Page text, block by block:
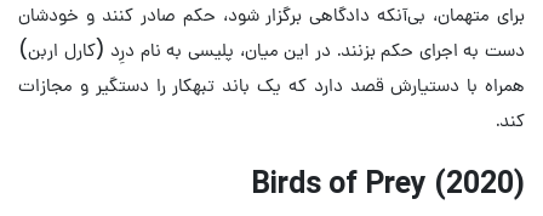
برای متهمان، بی‌آنکه دادگاهی برگزار شود، حکم صادر کنند و خودشان
دست به اجرای حکم بزنند. در این میان، پلیسی به نام درِد (کارل اربن)
همراه با دستیارش قصد دارد که یک باند تبهکار را دستگیر و مجازات
کند.
Birds of Prey (2020)